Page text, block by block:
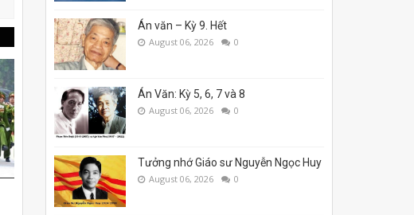
Án văn – Kỳ 9. Hết
August 06, 2026 0
Án Văn: Kỳ 5, 6, 7 và 8
August 06, 2026 0
Tưởng nhớ Giáo sư Nguyễn Ngọc Huy
August 06, 2026 0